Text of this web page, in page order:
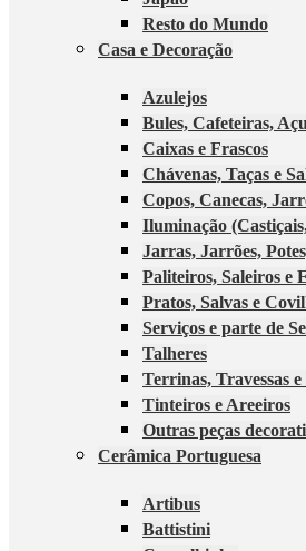
Resto do Mundo
Casa e Decoração
Azulejos
Bules, Cafeteiras,
Caixas e Frascos
Chávenas, Taças e
Copos, Canecas,
Iluminação
Jarras, Jarrões,
Paliteiros, Saleiros e
Pratos, Salvas e
Serviços e parte de
Talheres
Terrinas, Travessas
Tinteiros e Areeiros
Outras peças
Cerâmica Portuguesa
Artibus
Battistini